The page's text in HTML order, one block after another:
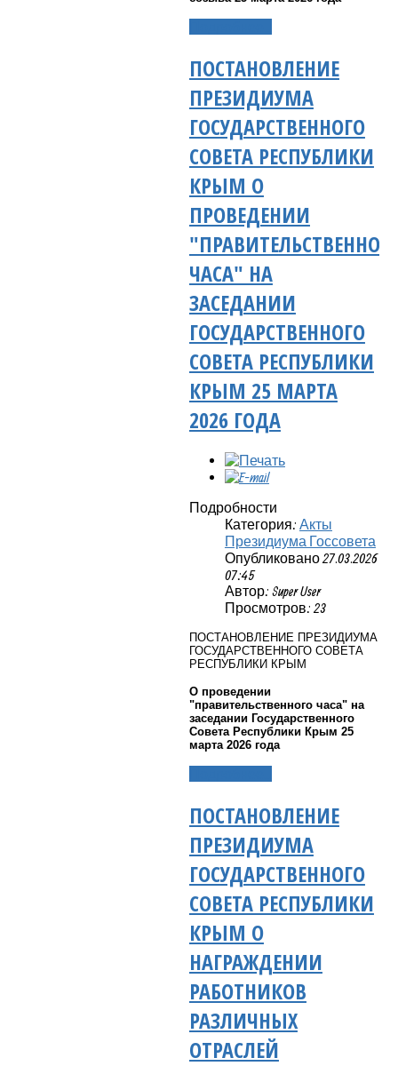
ПОСТАНОВЛЕНИЕ
ПРЕЗИДИУМА
ГОСУДАРСТВЕННОГО
СОВЕТА РЕСПУБЛИКИ
КРЫМ О
ПРОВЕДЕНИИ
ЧАСА" НА
ЗАСЕДАНИИ
ГОСУДАРСТВЕННОГО
СОВЕТА РЕСПУБЛИКИ
КРЫМ 25 МАРТА
2026 ГОДА
Подробности
Категория: Акты
Президиума Госсовета
Опубликовано 27.03.2026
07:45
Автор: Super User
Просмотров: 23
ПОСТАНОВЛЕНИЕ ПРЕЗИДИУМА
ГОСУДАРСТВЕННОГО СОВЕТА
РЕСПУБЛИКИ КРЫМ
О проведении
"правительственного часа" на
заседании Государственного
Совета Республики Крым 25
марта 2026 года
ПОСТАНОВЛЕНИЕ
ПРЕЗИДИУМА
ГОСУДАРСТВЕННОГО
СОВЕТА РЕСПУБЛИКИ
КРЫМ О
НАГРАЖДЕНИИ
РАБОТНИКОВ
РАЗЛИЧНЫХ
ОТРАСЛЕЙ